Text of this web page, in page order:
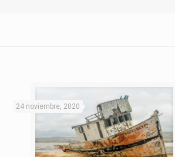
24 noviembre, 2020